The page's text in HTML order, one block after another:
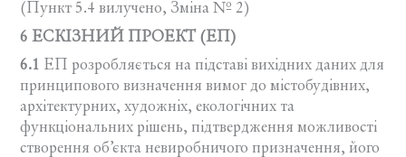
(Пункт 5.4 вилучено, Зміна № 2)
6 ЕСКІЗНИЙ ПРОЕКТ (ЕП)
6.1 ЕП розробляється на підставі вихідних даних для
принципового визначення вимог до містобудівних,
архітектурних, художніх, екологічних та
функціональних рішень, підтвердження можливості
створення об’єкта невиробничого призначення, його